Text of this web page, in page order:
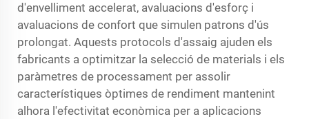
d'envelliment accelerat, avaluacions d'esforç i
avaluacions de confort que simulen patrons d'ús
prolongat. Aquests protocols d'assaig ajuden els
fabricants a optimitzar la selecció de materials i els
paràmetres de processament per assolir
característiques òptimes de rendiment mantenint
alhora l'efectivitat econòmica per a aplicacions